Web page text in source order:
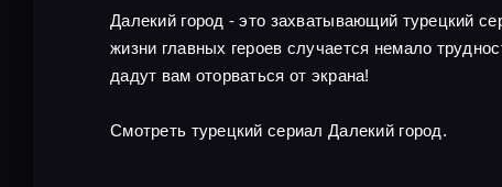
Далекий город - это захватывающий турецкий
жизни главных героев случается немало
дадут вам оторваться от экрана!
Смотреть турецкий сериал Далекий город.